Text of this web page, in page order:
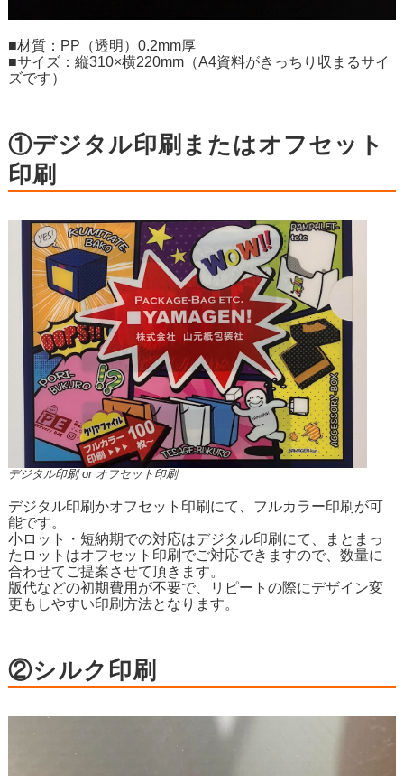
■材質：PP（透明）0.2mm厚
■サイズ：縦310×横220mm（A4資料がきっちり収まるサイ
ズです）
①デジタル印刷またはオフセット
印刷
デジタル印刷 or オフセット印刷
デジタル印刷かオフセット印刷にて、フルカラー印刷が可
能です。
小ロット・短納期での対応はデジタル印刷にて、まとまっ
たロットはオフセット印刷でご対応できますので、数量に
合わせてご提案させて頂きます。
版代などの初期費用が不要で、リピートの際にデザイン変
更もしやすい印刷方法となります。
②シルク印刷